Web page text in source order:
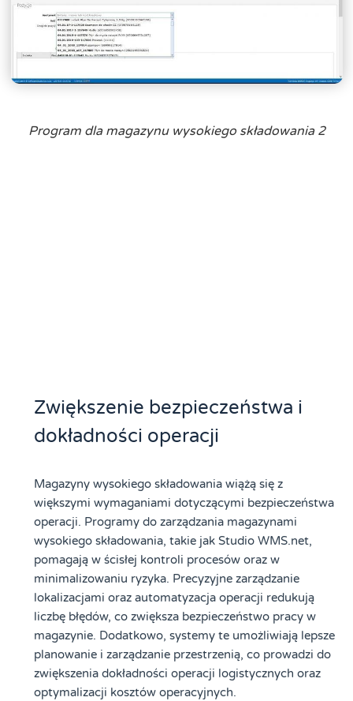
Program dla magazynu wysokiego składowania 2
Zwiększenie bezpieczeństwa i
dokładności operacji
Magazyny wysokiego składowania wiążą się z
większymi wymaganiami dotyczącymi bezpieczeństwa
operacji. Programy do zarządzania magazynami
wysokiego składowania, takie jak Studio WMS.net,
pomagają w ścisłej kontroli procesów oraz w
minimalizowaniu ryzyka. Precyzyjne zarządzanie
lokalizacjami oraz automatyzacja operacji redukują
liczbę błędów, co zwiększa bezpieczeństwo pracy w
magazynie. Dodatkowo, systemy te umożliwiają lepsze
planowanie i zarządzanie przestrzenią, co prowadzi do
zwiększenia dokładności operacji logistycznych oraz
optymalizacji kosztów operacyjnych.